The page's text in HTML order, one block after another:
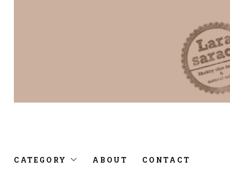
CATEGORY ABOUT CONTACT